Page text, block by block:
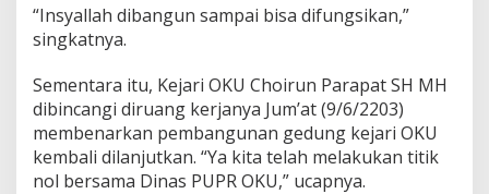
“Insyallah dibangun sampai bisa difungsikan,”
singkatnya.
Sementara itu, Kejari OKU Choirun Parapat SH MH
dibincangi diruang kerjanya Jum’at (9/6/2203)
membenarkan pembangunan gedung kejari OKU
kembali dilanjutkan. “Ya kita telah melakukan titik
nol bersama Dinas PUPR OKU,” ucapnya.